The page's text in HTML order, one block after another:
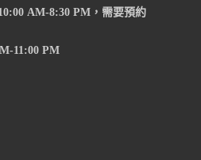
AM-8:30 PM，需要預約
11:00 PM